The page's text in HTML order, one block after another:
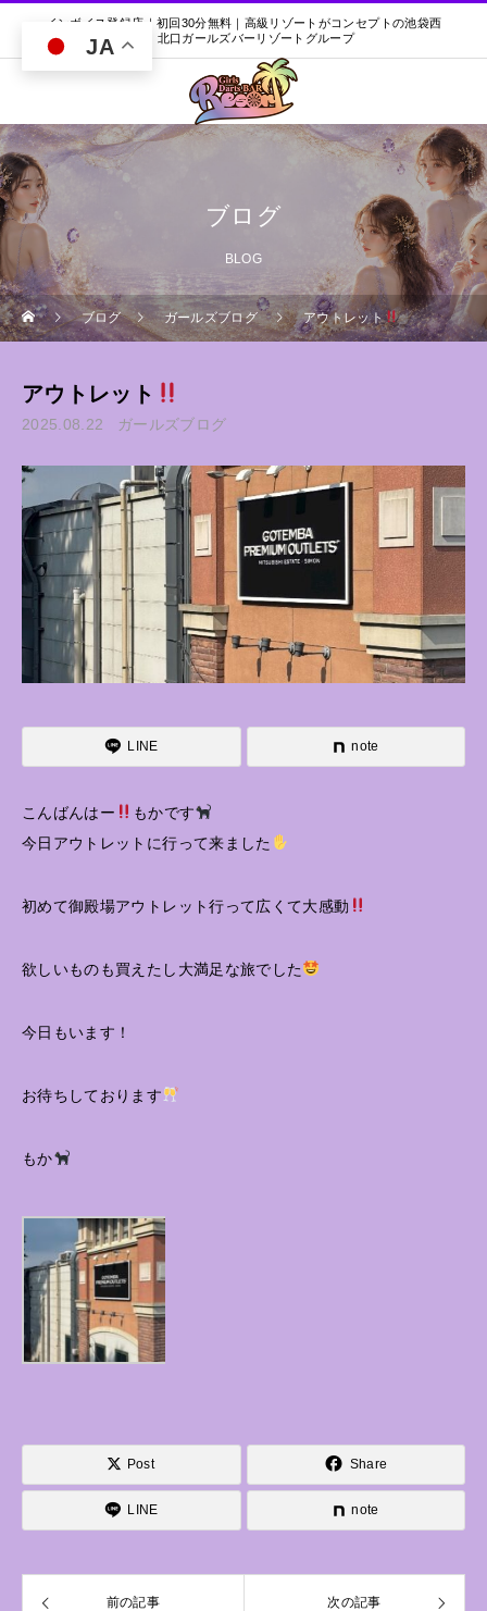
インボイス登録店｜初回30分無料｜高級リゾートがコンセプトの池袋西
口・北口ガールズバーリゾートグループ
ブログ
BLOG
ブログ ガールズブログ アウトレット
アウトレット
2025.08.22 ガールズブログ
LINE note
こんばんはー
もかです
今日アウトレットに行って来ました
初めて御殿場アウトレット行って広くて大感動
欲しいものも買えたし大満足な旅でした
今日もいます！
お待ちしております
もか
Post Share
LINE note
前の記事 次の記事
JA